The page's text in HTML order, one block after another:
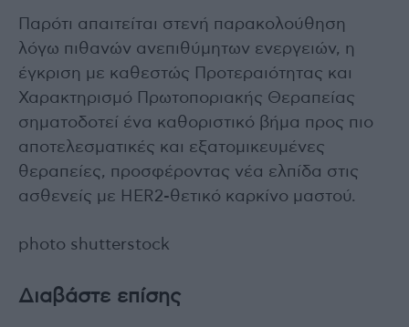
Παρότι απαιτείται στενή παρακολούθηση
λόγω πιθανών ανεπιθύμητων ενεργειών, η
έγκριση με καθεστώς Προτεραιότητας και
Χαρακτηρισμό Πρωτοποριακής Θεραπείας
σηματοδοτεί ένα καθοριστικό βήμα προς πιο
αποτελεσματικές και εξατομικευμένες
θεραπείες, προσφέροντας νέα ελπίδα στις
ασθενείς με HER2-θετικό καρκίνο μαστού.
photo shutterstock
Διαβάστε επίσης